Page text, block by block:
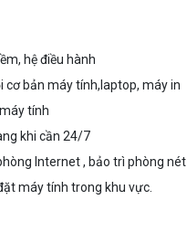
hệ điều hành
cơ bản máy tính,laptop, máy in
tính
khi cần 24/7
Internet , bảo trì phòng nét
máy tính trong khu vực.